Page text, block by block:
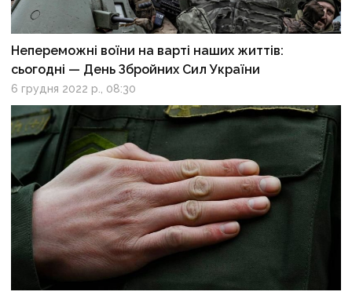
Непереможні воїни на варті наших життів:
сьогодні — День Збройних Сил України
6 грудня 2022 р., 08:30